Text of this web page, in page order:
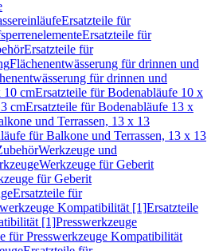
Ersatzteile für
Ersatzteile für
Ersatzteile für
Flächenentwässerung für drinnen und
für drinnen und
10 cmErsatzteile für Bodenabläufe 10 x
cmErsatzteile für Bodenabläufe 13 x
und Terrassen, 13 x 13
für Balkone und Terrassen, 13 x 13
Werkzeuge und
Werkzeuge für Geberit
für Geberit
Ersatzteile für
Kompatibilität [1]Ersatzteile
[1]Presswerkzeuge
für Presswerkzeuge Kompatibilität